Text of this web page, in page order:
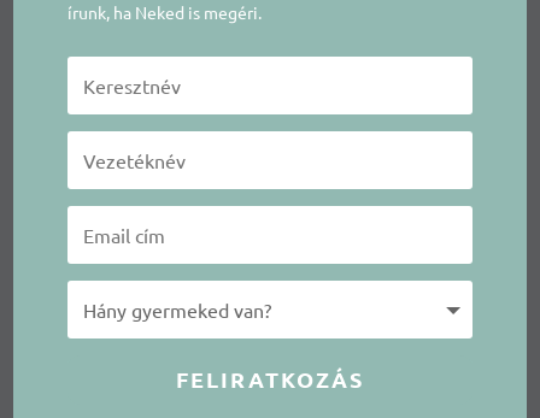
írunk, ha Neked is megéri.
FELIRATKOZÁS